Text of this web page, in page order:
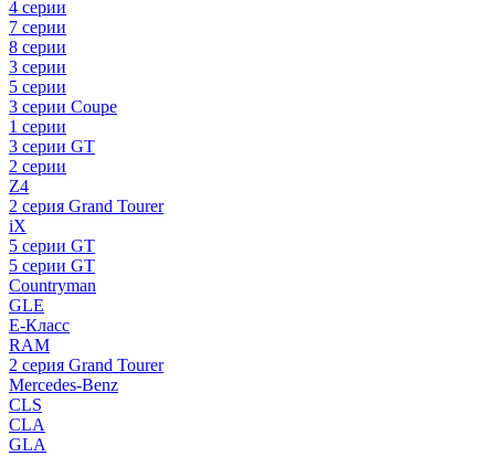
4 серии
7 серии
8 серии
3 серии
5 серии
3 серии Coupe
1 серии
3 серии GT
2 серии
Z4
2 серия Grand Tourer
iX
5 серии GT
5 серии GT
Countryman
GLE
E-Класс
RAM
2 серия Grand Tourer
Mercedes-Benz
CLS
CLA
GLA